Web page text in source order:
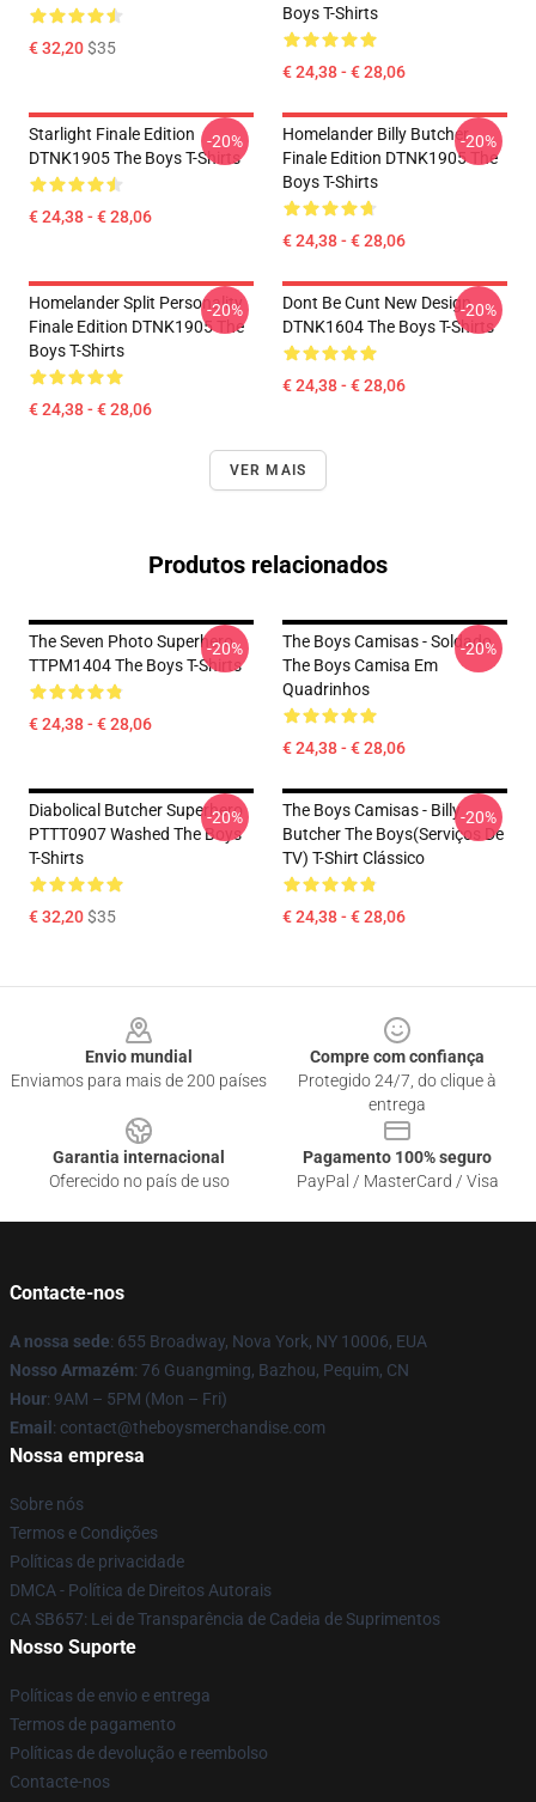
€ 32,20$35
Boys T-Shirts
€ 24,38 - € 28,06
Starlight Finale Edition
DTNK1905 The Boys T-Shirts
€ 24,38 - € 28,06
-20%
Homelander Billy Butcher
Finale Edition DTNK1905 The
Boys T-Shirts
€ 24,38 - € 28,06
-20%
Homelander Split Personality
Finale Edition DTNK1905 The
Boys T-Shirts
€ 24,38 - € 28,06
-20%
Dont Be Cunt New Design
DTNK1604 The Boys T-Shirts
€ 24,38 - € 28,06
-20%
VER MAIS
Produtos relacionados
The Seven Photo Superhero
TTPM1404 The Boys T-Shirts
€ 24,38 - € 28,06
-20%
The Boys Camisas - Soldado
The Boys Camisa Em
Quadrinhos
€ 24,38 - € 28,06
-20%
Diabolical Butcher Superhero
PTTT0907 Washed The Boys
T-Shirts
€ 32,20$35
-20%
The Boys Camisas - Billy
Butcher The Boys(Serviços De
TV) T-Shirt Clássico
€ 24,38 - € 28,06
-20%
Envio mundial
Enviamos para mais de 200 países
Compre com confiança
Protegido 24/7, do clique à
entrega
Garantia internacional
Oferecido no país de uso
Pagamento 100% seguro
PayPal / MasterCard / Visa
Contacte-nos
A nossa sede: 655 Broadway, Nova York, NY 10006, EUA
Nosso Armazém: 76 Guangming, Bazhou, Pequim, CN
Hour: 9AM – 5PM (Mon – Fri)
Email : contact@theboysmerchandise.com
Nossa empresa
Sobre nós
Termos e Condições
Políticas de privacidade
DMCA - Política de Direitos Autorais
CA SB657: Lei de Transparência de Cadeia de Suprimentos
Nosso Suporte
Políticas de envio e entrega
Termos de pagamento
Políticas de devolução e reembolso
Contacte-nos